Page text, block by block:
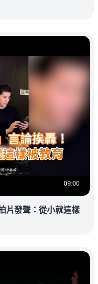
09:00
片發聲：從小就這樣